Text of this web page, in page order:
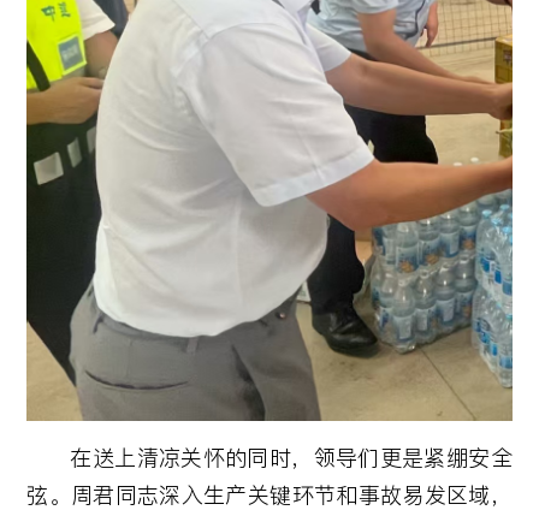
在送上清凉关怀的同时，领导们更是紧绷安全
弦。周君同志深入生产关键环节和事故易发区域，